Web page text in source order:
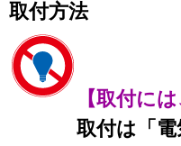
取付方法
【取付に
取付は「